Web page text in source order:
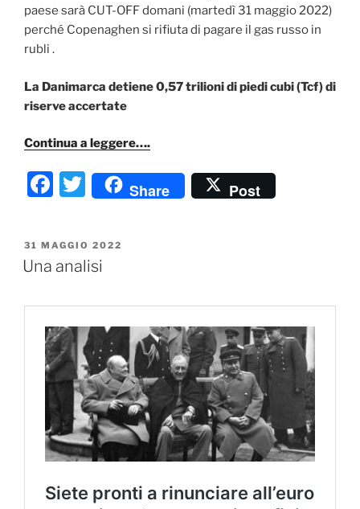
paese sarà CUT-OFF domani (martedì 31 maggio 2022)
perché Copenaghen si rifiuta di pagare il gas russo in
rubli .
La Danimarca detiene 0,57 trilioni di piedi cubi (Tcf) di
riserve accertate
Continua a leggere….
F
c
e
o
o
k
T
w
itt
er
Share Post
PUBBLICATO
IL
31 MAGGIO 2022
Una analisi